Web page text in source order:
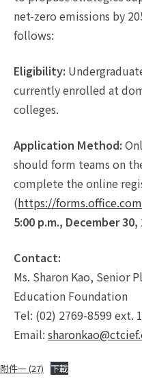
net-zero emissions by
follows:
Eligibility:
currently enrolled at
colleges.
Application Method:
should form teams on
complete the online
(https://
5:00 p.m., December
Contact:
Ms. Sharon Kao, Senior
Education Foundation
Tel: (02) 2769-8599 ext.
Email:
附件一 (27) 下載